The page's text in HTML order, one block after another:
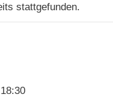
stattgefunden.
18:30